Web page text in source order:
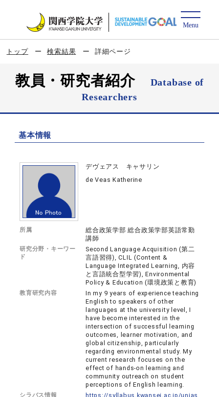
トップ 検索結果 詳細ページ
教員・研究者紹介
Database of
Researchers
基本情報
デヴェアス キャサリン
de Veas Katherine
所属
総合政策学部 総合政策学部英語常勤
講師
研究分野・キーワー
ド
Second Language Acquisition (第二
言語習得), CLIL (Content &
Language Integrated Learning, 内容
と言語統合型学習), Environmental
Policy & Education (環境政策と教育)
教育研究内容
In my 9 years of experience teaching
English to speakers of other
languages at the university level, I
have become interested in the
intersection of successful learning
outcomes, learner motivation, and
global citizenship, particularly
regarding environmental study. My
current research focuses on the
effect of hands-on learning and
community outreach on student
perceptions of English learning.
シラバス情報
https://syllabus.kwansei.ac.jp/unias